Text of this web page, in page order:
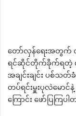
တော်လှန်ရေးအတွက်
ရင်ဆိုင်တိုက်ခိုက်ရတဲ့ စ
အချင်းချင်း ပစ်
တပ်ရင်းမှူးပုလဲမော
ကြောင်း ဖော်ပြကြပ